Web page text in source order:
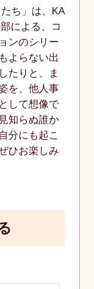
ち」は、KA
による、コ
ンのシリー
よらない出
たりと、ま
を、他人事
して想像で
知らぬ誰か
分にも起こ
ひお楽しみ